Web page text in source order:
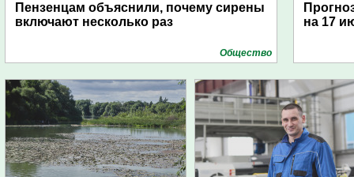
Пензенцам объяснили, почему сирены
включают несколько раз
Общество
на 17